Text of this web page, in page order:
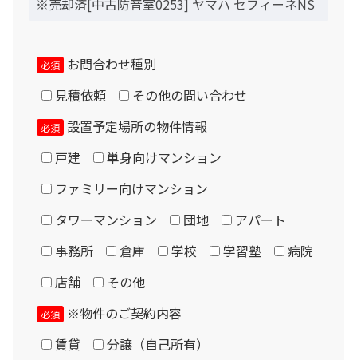
（初回月のみ）お支払金額
税込お支払総額
Please enter the security code
5 + 6 =
必須 お問合わせ種別
見積依頼
その他の問い合わせ
必須 設置予定場所の物件情報
戸建
単身向けマンション
ファミリー向けマンション
タワーマンション
団地
アパート
事務所
倉庫 学校 学習塾
病院
店舗
その他
必須
※物件のご契約内容
賃貸
分譲（自己所有）